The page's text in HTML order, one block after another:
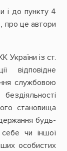
і до пункту 4
про це автори
України із ст.
відповідне
службовою
становища
будь-
чи іншої
особистих